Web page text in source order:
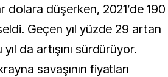
dolara düşerken, 2021’de 190
Geçen yıl yüzde 29 artan
da artışını sürdürüyor.
savaşının fiyatları